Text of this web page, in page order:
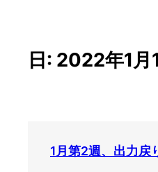
日: 2022年1月
1月第2週、出力戻